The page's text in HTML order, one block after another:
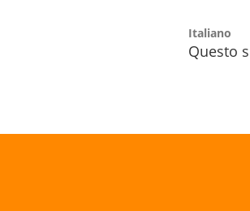
Italiano
Questo